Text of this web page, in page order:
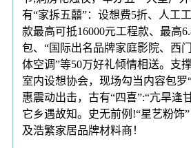
有“家拆五囍”：设想费5折、人工
款最高可抵16000元工程款、最高
包、“国际出名品牌家庭影院、西
体空调”等50万好礼倾情相送。支
室内设想协会，现场勾当内容包罗
惠震动出击，古有“四喜”:“亢旱逢
它乡遇故知。史无前例!“星艺粉饰
及浩繁家居品牌材料商！